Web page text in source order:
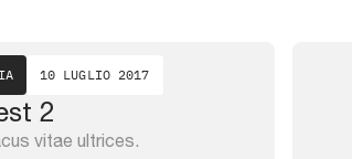
10 LUGLIO 2017
2
vitae ultrices.